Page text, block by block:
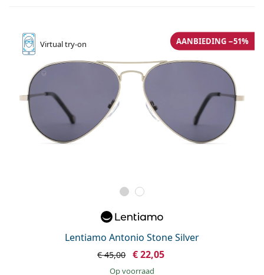
Virtualtry-on
Lentiamo Antonio Stone Silver
AANBIEDING −51%
€ 45,00 € 22,05
op voorraad